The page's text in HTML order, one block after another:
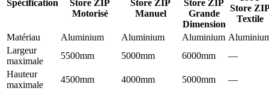
Spécification
Store ZIP
Motorisé
Store ZIP
Manuel
Store ZIP
Grande
Dimension
Store
Textile
Matériau
Aluminium Aluminium Aluminium
Largeur
maximale
5500mm 5000mm 6000mm
—
Hauteur
maximale
4500mm 4000mm 5000mm —